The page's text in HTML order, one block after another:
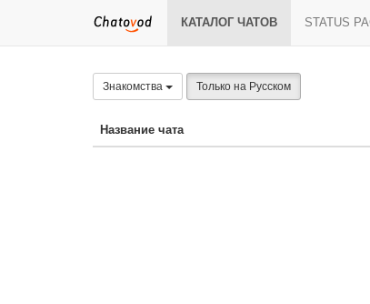
КАТАЛОГ ЧАТОВ STATUS
Знакомства Только на Русском
Название чата